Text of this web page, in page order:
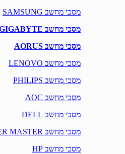
מסכי מחשב SAMSUNG
מסכי מחשב GIGABYTE
מסכי מחשב AORUS
מסכי מחשב LENOVO
מסכי מחשב PHILIPS
מסכי מחשב AOC
מסכי מחשב DELL
מסכי מחשב COOLER MASTER
מסכי מחשב HP